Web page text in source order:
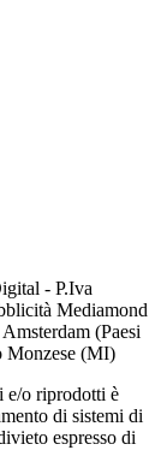
- P.Iva
Mediamond
(Paesi
Monzese (MI)
e/o riprodotti è
di sistemi di
espresso di